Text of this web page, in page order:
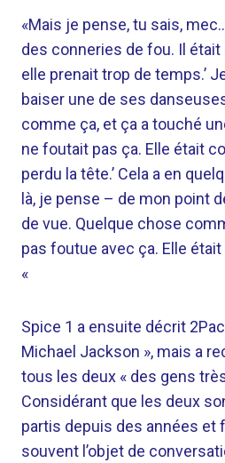
«Mais je pense, tu sais,
des conneries de fou. Il était
elle prenait trop de temps.’
baiser une de ses
comme ça, et ça a touché
ne foutait pas ça. Elle était
perdu la tête.’ Cela a en
là, je pense – de mon point
de vue. Quelque chose
pas foutue avec ça. Elle était
«
Spice 1 a ensuite décrit
Michael Jackson », mais a
tous les deux « des gens
Considérant que les deux
partis depuis des années et
souvent l’objet de